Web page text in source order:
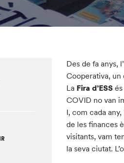
Des de fa anys,
Cooperativa, un
La Fira d’ESS
COVID no van
I, com cada
de les finances
visitants, vam
la seva ciutat.